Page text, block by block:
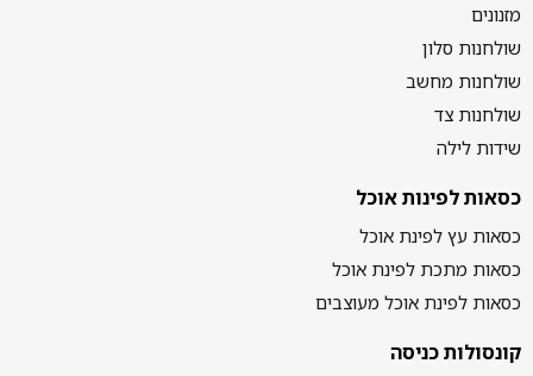
מזנונים
שולחנות סלון
שולחנות מחשב
שולחנות צד
שידות לילה
כסאות לפינות אוכל
כסאות עץ לפינת אוכל
כסאות מתכת לפינת אוכל
כסאות לפינת אוכל מעוצבים
קונסולות כניסה